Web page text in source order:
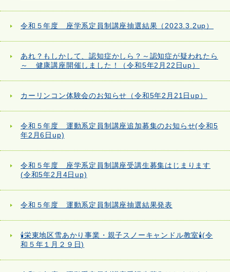
令和５年度 座学系定員制講座抽選結果（2023.3.2up）
あれ？もしかして、認知症かしら？～認知症が疑われたら
～ 健康講座開催しました！（令和5年2月22日up）
カーリンコン体験会のお知らせ（令和5年2月21日up）
令和５年度 運動系定員制講座追加募集のお知らせ(令和5
年2月6日up)
令和５年度 座学系定員制講座受講生募集はじまります
(令和5年2月4日up)
令和５年度 運動系定員制講座抽選結果発表
🕯栄東地区雪あかり事業・親子スノーキャンドル教室🕯(令
和５年１月２９日)